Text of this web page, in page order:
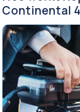
Continental